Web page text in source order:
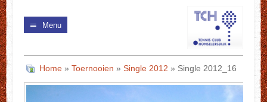
Menu
Home» Toernooien » Single 2012 » Single 2012_16